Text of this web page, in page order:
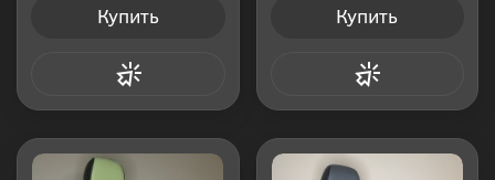
Купить Купить